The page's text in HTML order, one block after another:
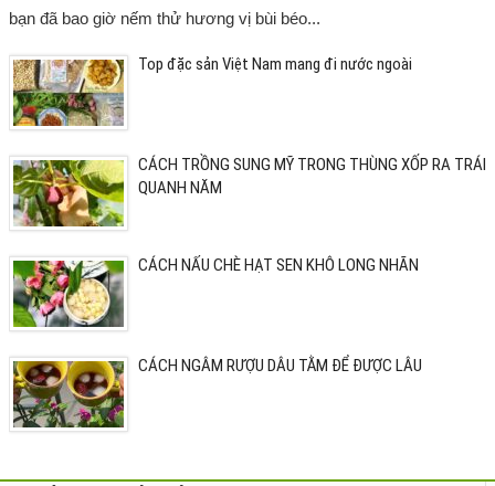
bạn đã bao giờ nếm thử hương vị bùi béo...
Top đặc sản Việt Nam mang đi nước ngoài
CÁCH TRỒNG SUNG MỸ TRONG THÙNG XỐP RA TRÁI
QUANH NĂM
CÁCH NẤU CHÈ HẠT SEN KHÔ LONG NHÃN
CÁCH NGÂM RƯỢU DÂU TẰM ĐỂ ĐƯỢC LÂU